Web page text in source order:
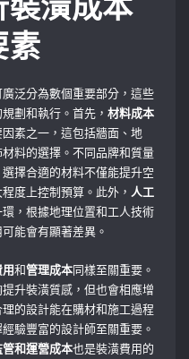
裝潢成本
素
泛分為數個重要部分，這些
劃和執行。首先，材料成本
素之一，這包括牆面、地
料的選擇。不同品牌和質量
擇合適的材料不僅能提升空
度上控制預算。此外，人工
，根據地理位置和工人技術
能會有顯著差異。
用和管理成本同樣至關重要。
升裝潢質感，但也會相應增
的設計能在購材和施工過程
驗豐富的設計師至關重要。
管和運營成本也是裝潢費用的